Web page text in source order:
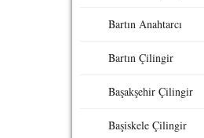
Bartın Anahtarcı
Bartın Çilingir
Başakşehir Çilingir
Başiskele Çilingir